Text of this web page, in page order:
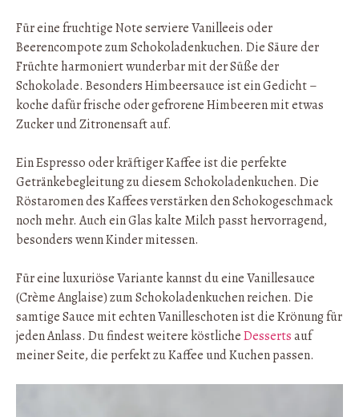
Für eine fruchtige Note serviere Vanilleeis oder
Beerencompote zum Schokoladenkuchen. Die Säure der
Früchte harmoniert wunderbar mit der Süße der
Schokolade. Besonders Himbeersauce ist ein Gedicht –
koche dafür frische oder gefrorene Himbeeren mit etwas
Zucker und Zitronensaft auf.
Ein Espresso oder kräftiger Kaffee ist die perfekte
Getränkebegleitung zu diesem Schokoladenkuchen. Die
Röstaromen des Kaffees verstärken den Schokogeschmack
noch mehr. Auch ein Glas kalte Milch passt hervorragend,
besonders wenn Kinder mitessen.
Für eine luxuriöse Variante kannst du eine Vanillesauce
(Crème Anglaise) zum Schokoladenkuchen reichen. Die
samtige Sauce mit echten Vanilleschoten ist die Krönung für
jeden Anlass. Du findest weitere köstlicheDessertsauf
meiner Seite, die perfekt zu Kaffee und Kuchen passen.